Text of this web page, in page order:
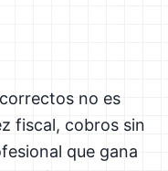
no es
fiscal, cobros sin
que gana